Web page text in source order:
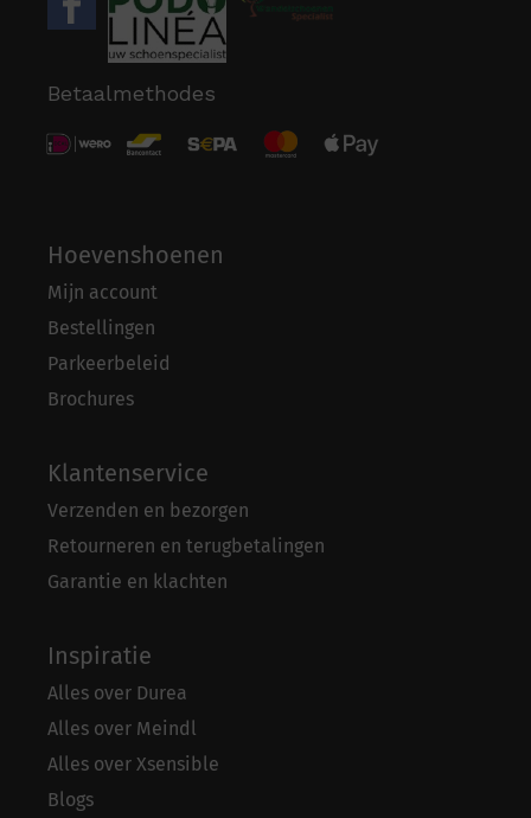
Betaalmethodes
Hoevenshoenen
Mijn account
Bestellingen
Parkeerbeleid
Brochures
Klantenservice
Verzenden en bezorgen
Retourneren en terugbetalingen
Garantie en klachten
Inspiratie
Alles over Durea
Alles over Meindl
Alles over Xsensible
Blogs